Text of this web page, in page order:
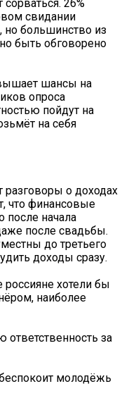
26%
свидании
но большинство из
быть обговорено
шансы на
опроса
пойдут на
на себя
о доходах
что финансовые
после начала
после свадьбы.
до третьего
доходы сразу.
хотели бы
наиболее
ответственность за
молодёжь